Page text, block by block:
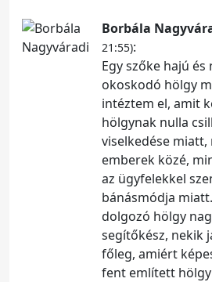
Borbála
21:55):
Egy szőke hajú
okoskodó hölgy
intéztem el, amit
hölgynak nulla
viselkedése miatt,
emberek közé,
az ügyfelekkel
bánásmódja
dolgozó hölgy
segítőkész, nekik
főleg, amiért
fent említett